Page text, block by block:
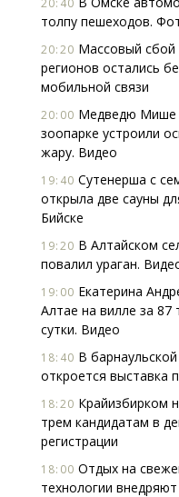
20:40
толпу пешеходов.
20:20 Массовый сбой
регионов остались
мобильной связи
20:00 Медведю Мише
зоопарке устроили
жару. Видео
19:40 Сутенерша с
открыла две сауны
Бийске
19:20 В Алтайском
повалил ураган.
19:00 Екатерина
Алтае на вилле за 87
сутки. Видео
18:40 В
откроется выставка
18:20 Крайизбирком
трем кандидатам в
регистрации
18:00 Отдых на
технологии